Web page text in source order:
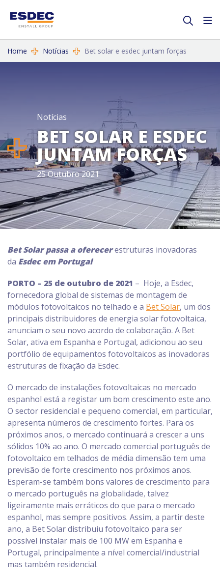
Home Notícias Bet solar e esdec juntam forças
Notícias
BET SOLAR E ESDEC
JUNTAM FORÇAS
25 Outubro 2021
Bet Solar passa a oferecerestruturas inovadoras
da Esdec em Portugal
PORTO – 25 de outubro de 2021 – Hoje, a Esdec,
fornecedora global de sistemas de montagem de
módulos fotovoltaicos no telhado e a Bet Solar, um dos
principais distribuidores de energia solar fotovoltaica,
anunciam o seu novo acordo de colaboração. A Bet
Solar, ativa em Espanha e Portugal, adicionou ao seu
portfólio de equipamentos fotovoltaicos as inovadoras
estruturas de fixação da Esdec.
O mercado de instalações fotovoltaicas no mercado
espanhol está a registar um bom crescimento este ano.
O sector residencial e pequeno comercial, em particular,
apresenta números de crescimento fortes. Para os
próximos anos, o mercado continuará a crescer a uns
sólidos 10% ao ano. O mercado comercial português de
fotovoltaico em telhados de média dimensão tem uma
previsão de forte crescimento nos próximos anos.
Esperam-se também bons valores de crescimento para
o mercado português na globalidade, talvez
ligeiramente mais erráticos do que para o mercado
espanhol, mas sempre positivos. Assim, a partir deste
ano, a Bet Solar distribuiu fotovoltaico para ser
possível instalar mais de 100 MW em Espanha e
Portugal, principalmente a nível comercial/industrial
mas também residencial.